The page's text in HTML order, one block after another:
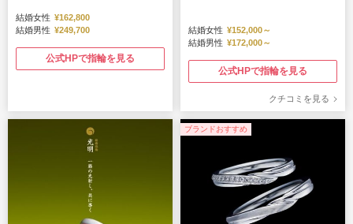
結婚女性 ¥162,800
結婚男性 ¥249,700
公式HPで指輪を見る
結婚女性 ¥152,000～
結婚男性 ¥172,000～
公式HPで指輪を見る
クチコミを見る
ブランドおすすめ